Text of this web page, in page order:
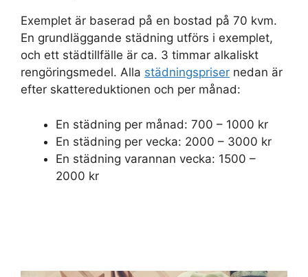
Exemplet är baserad på en bostad på 70 kvm.
En grundläggande städning utförs i exemplet,
och ett städtillfälle är ca. 3 timmar alkaliskt
rengöringsmedel. Alla städningspriser nedan är
efter skattereduktionen och per månad:
En städning per månad: 700 – 1000 kr
En städning per vecka: 2000 – 3000 kr
En städning varannan vecka: 1500 –
2000 kr